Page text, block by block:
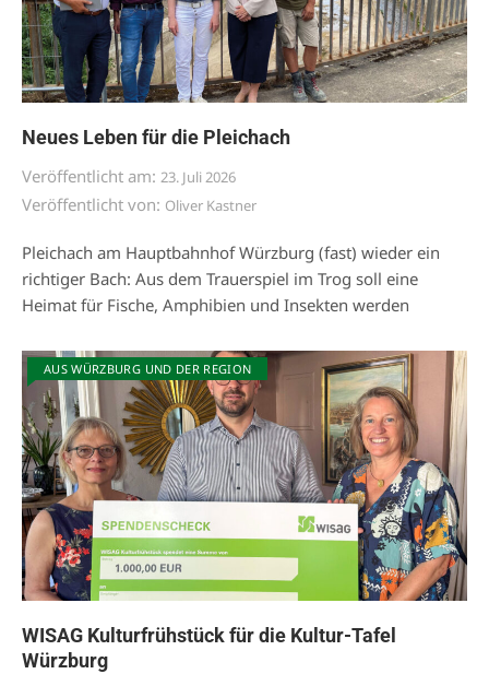
Neues Leben für die Pleichach
Veröffentlicht am: 23. Juli 2026
Veröffentlicht von: Oliver Kastner
Pleichach am Hauptbahnhof Würzburg (fast) wieder ein
richtiger Bach: Aus dem Trauerspiel im Trog soll eine
Heimat für Fische, Amphibien und Insekten werden
AUS WÜRZBURG UND DER REGION
WISAG Kulturfrühstück für die Kultur-Tafel
Würzburg